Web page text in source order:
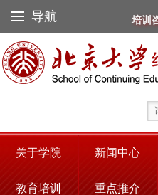
导航 培训
关于学院 新闻中心
教育培训 重点推介